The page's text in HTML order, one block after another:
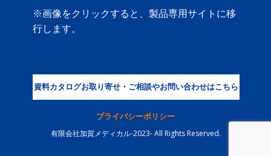
※画像をクリックすると、製品専用サイトに移
行します。
資料カタログお取り寄せ・ご相談やお問い合わせはこちら
プライバシーポリシー
有限会社加賀メディカル-2023- All Rights Reserved.